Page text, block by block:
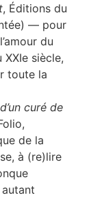
, Éditions du
— pour
du
siècle,
toute la
curé de
de la
à (re)lire